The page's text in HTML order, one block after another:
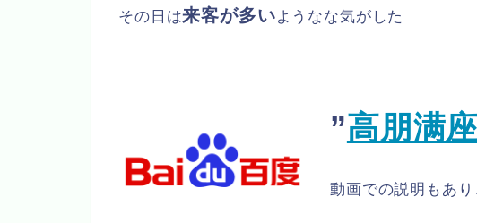
その日は来客が多いようなな気がした
”高朋满座
動画での説明もあり